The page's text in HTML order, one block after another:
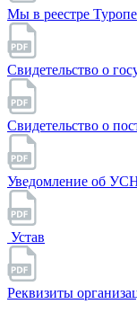
Мы в реестре
Свидетельство о
Свидетельство о
Уведомление об
Устав
Реквизиты